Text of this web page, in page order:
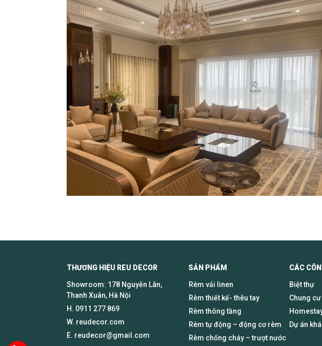
THƯƠNG HIỆU REU DECOR SẢN PHẨM
Showroom: 178 Nguyễn Lân,
Thanh Xuân, Hà Nội
H. 0911 277 869
W. reudecor.com
E. reudecor@gmail.com
Rèm vải linen
Rèm thiết kế- thêu tay
Rèm thông tầng
Rèm tự động – động cơ rèm
Rèm chống cháy – trượt nước
CÁC
Biệt thự
Chung cư
Dự án